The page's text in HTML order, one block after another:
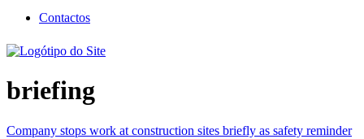
Contactos
briefing
Company stops work at construction sites briefly as safety reminder